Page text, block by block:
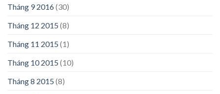
Tháng 9 2016(30)
Tháng 12 2015 (8)
Tháng 11 2015 (1)
Tháng 10 2015 (10)
Tháng 8 2015 (8)